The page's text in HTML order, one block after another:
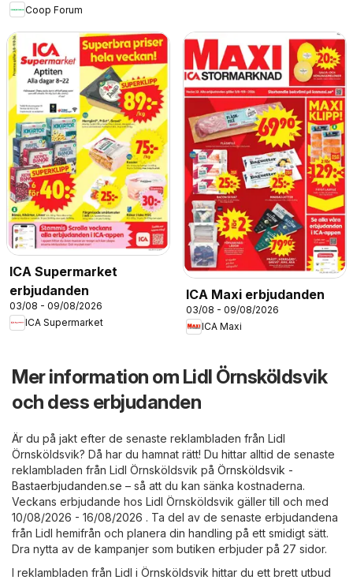
Coop Forum
ICA Supermarket
erbjudanden
03/08 - 09/08/2026
ICA Supermarket
ICA Maxi erbjudanden
03/08 - 09/08/2026
ICA Maxi
Mer information om Lidl Örnsköldsvik
och dess erbjudanden
Är du på jakt efter de senaste reklambladen från Lidl
Örnsköldsvik? Då har du hamnat rätt! Du hittar alltid de senaste
reklambladen från Lidl Örnsköldsvik på Örnsköldsvik -
Bastaerbjudanden.se – så att du kan sänka kostnaderna.
Veckans erbjudande hos Lidl Örnsköldsvik gäller till och med
10/08/2026 - 16/08/2026 . Ta del av de senaste erbjudandena
från Lidl hemifrån och planera din handling på ett smidigt sätt.
Dra nytta av de kampanjer som butiken erbjuder på 27 sidor.
I reklambladen från Lidl i Örnsköldsvik hittar du ett brett utbud